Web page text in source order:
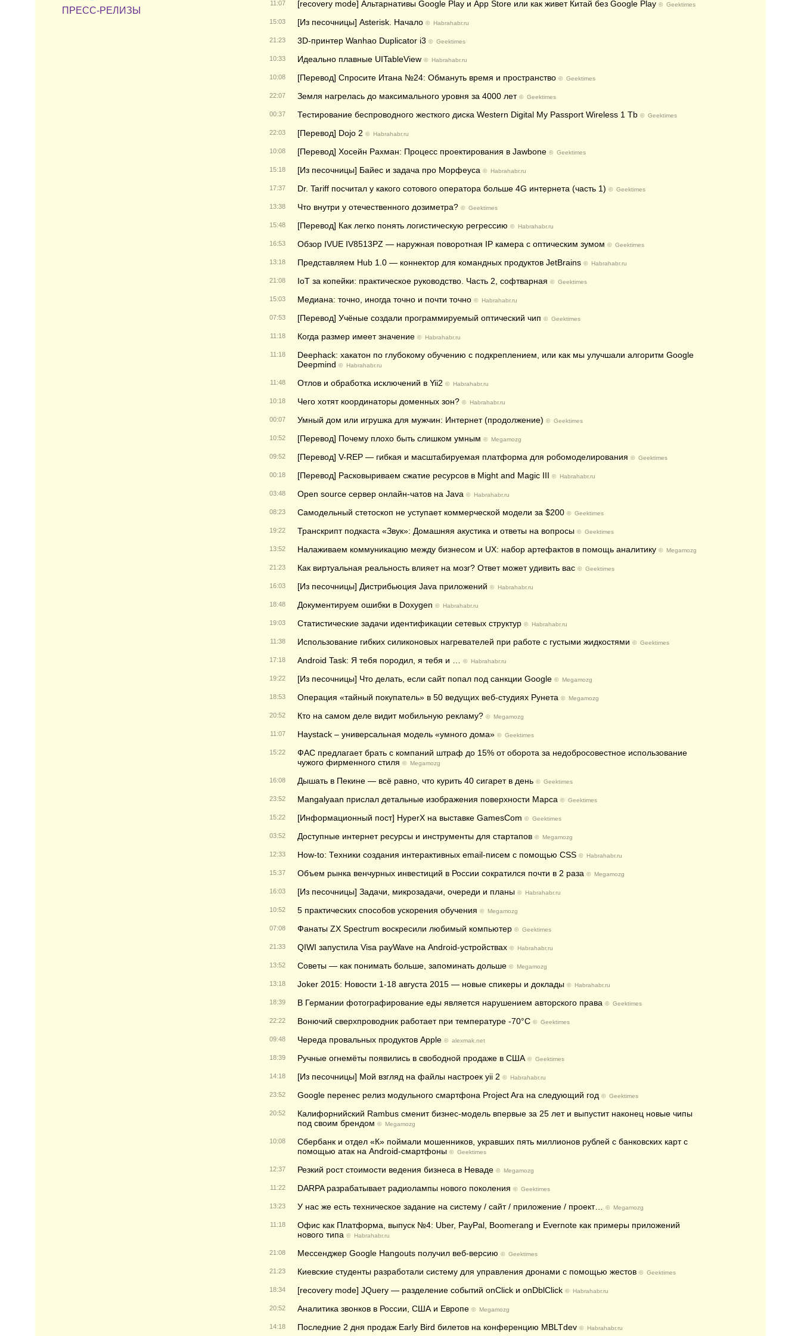
ПРЕСС-РЕЛИЗЫ
11:07 [recovery mode] Альтарнативы Google Play и App Store или как живет Китай без Google Play © Geektimes
15:03 [Из песочницы] Asterisk. Начало © Habrahabr.ru
21:23 3D-принтер Wanhao Duplicator i3 © Geektimes
10:33 Идеально плавные UITableView © Habrahabr.ru
10:08 [Перевод] Спросите Итана №24: Обмануть время и пространство © Geektimes
22:07 Земля нагрелась до максимального уровня за 4000 лет © Geektimes
00:37 Тестирование беспроводного жесткого диска Western Digital My Passport Wireless 1 Tb © Geektimes
22:03 [Перевод] Dojo 2 © Habrahabr.ru
10:08 [Перевод] Хосейн Рахман: Процесс проектирования в Jawbone © Geektimes
15:18 [Из песочницы] Байес и задача про Морфеуса © Habrahabr.ru
17:37 Dr. Tariff посчитал у какого сотового оператора больше 4G интернета (часть 1) © Geektimes
13:38 Что внутри у отечественного дозиметра? © Geektimes
15:48 [Перевод] Как легко понять логистическую регрессию © Habrahabr.ru
16:53 Обзор IVUE IV8513PZ — наружная поворотная IP камера с оптическим зумом © Geektimes
13:18 Представляем Hub 1.0 — коннектор для командных продуктов JetBrains © Habrahabr.ru
21:08 IoT за копейки: практическое руководство. Часть 2, софтварная © Geektimes
15:03 Медиана: точно, иногда точно и почти точно © Habrahabr.ru
07:53 [Перевод] Учёные создали программируемый оптический чип © Geektimes
11:18 Когда размер имеет значение © Habrahabr.ru
11:18
Deephack: хакатон по глубокому обучению с подкреплением, или как мы улучшали алгоритм Google
Deepmind © Habrahabr.ru
11:48 Отлов и обработка исключений в Yii2 © Habrahabr.ru
10:18 Чего хотят координаторы доменных зон? © Habrahabr.ru
00:07 Умный дом или игрушка для мужчин: Интернет (продолжение) © Geektimes
10:52 [Перевод] Почему плохо быть слишком умным © Megamozg
09:52 [Перевод] V-REP — гибкая и масштабируемая платформа для робомоделирования © Geektimes
00:18 [Перевод] Расковыриваем сжатие ресурсов в Might and Magic III © Habrahabr.ru
03:48 Open source сервер онлайн-чатов на Java © Habrahabr.ru
08:23 Самодельный стетоскоп не уступает коммерческой модели за $200 © Geektimes
19:22 Транскрипт подкаста «Звук»: Домашняя акустика и ответы на вопросы © Geektimes
13:52 Налаживаем коммуникацию между бизнесом и UX: набор артефактов в помощь аналитику © Megamozg
21:23 Как виртуальная реальность влияет на мозг? Ответ может удивить вас © Geektimes
16:03 [Из песочницы] Дистрибьюция Java приложений © Habrahabr.ru
18:48 Документируем ошибки в Doxygen © Habrahabr.ru
19:03 Статистические задачи идентификации сетевых структур © Habrahabr.ru
11:38 Использование гибких силиконовых нагревателей при работе с густыми жидкостями © Geektimes
17:18 Android Task: Я тебя породил, я тебя и … © Habrahabr.ru
19:22 [Из песочницы] Что делать, если сайт попал под санкции Google © Megamozg
18:53 Операция «тайный покупатель» в 50 ведущих веб-студиях Рунета © Megamozg
20:52 Кто на самом деле видит мобильную рекламу? © Megamozg
11:07 Haystack – универсальная модель «умного дома» © Geektimes
15:22
ФАС предлагает брать с компаний штраф до 15% от оборота за недобросовестное использование
чужого фирменного стиля © Megamozg
16:08 Дышать в Пекине — всё равно, что курить 40 сигарет в день © Geektimes
23:52 Mangalyaan прислал детальные изображения поверхности Марса © Geektimes
15:22 [Информационный пост] HyperX на выставке GamesCom © Geektimes
03:52 Доступные интернет ресурсы и инструменты для стартапов © Megamozg
12:33 How-to: Техники создания интерактивных email-писем с помощью CSS © Habrahabr.ru
15:37 Объем рынка венчурных инвестиций в России сократился почти в 2 раза © Megamozg
16:03 [Из песочницы] Задачи, микрозадачи, очереди и планы © Habrahabr.ru
10:52 5 практических способов ускорения обучения © Megamozg
07:08 Фанаты ZX Spectrum воскресили любимый компьютер © Geektimes
21:33 QIWI запустила Visa payWave на Android-устройствах © Habrahabr.ru
13:52 Советы — как понимать больше, запоминать дольше © Megamozg
13:18 Joker 2015: Новости 1-18 августа 2015 — новые спикеры и доклады © Habrahabr.ru
18:39 В Германии фотографирование еды является нарушением авторского права © Geektimes
22:22 Вонючий сверхпроводник работает при температуре -70°C © Geektimes
09:48 Череда провальных продуктов Apple © alexmak.net
18:39 Ручные огнемёты появились в свободной продаже в США © Geektimes
14:18 [Из песочницы] Мой взгляд на файлы настроек yii 2 © Habrahabr.ru
23:52 Google перенес релиз модульного смартфона Project Ara на следующий год © Geektimes
20:52
Калифорнийский Rambus сменит бизнес-модель впервые за 25 лет и выпустит наконец новые чипы
под своим брендом © Megamozg
10:08
Сбербанк и отдел «К» поймали мошенников, укравших пять миллионов рублей с банковских карт с
помощью атак на Android-смартфоны © Geektimes
12:37 Резкий рост стоимости ведения бизнеса в Неваде © Megamozg
11:22 DARPA разрабатывает радиолампы нового поколения © Geektimes
13:23 У нас же есть техническое задание на систему / сайт / приложение / проект… © Megamozg
11:18
Офис как Платформа, выпуск №4: Uber, PayPal, Boomerang и Evernote как примеры приложений
нового типа © Habrahabr.ru
21:08 Мессенджер Google Hangouts получил веб-версию © Geektimes
21:23 Киевские студенты разработали систему для управления дронами с помощью жестов © Geektimes
18:34 [recovery mode] JQuery — разделение событий onСlick и onDblСlick © Habrahabr.ru
20:52 Аналитика звонков в России, США и Европе © Megamozg
14:18 Последние 2 дня продаж Early Bird билетов на конференцию MBLTdev © Habrahabr.ru